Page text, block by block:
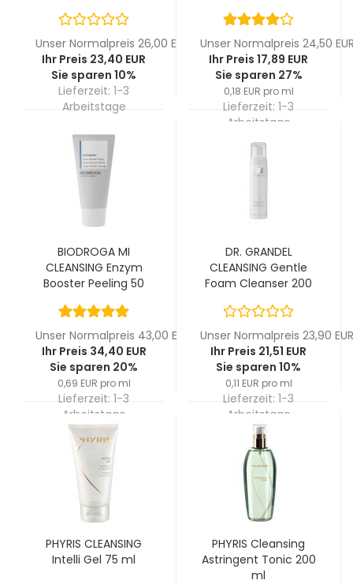
Unser Normalpreis 26,00 EUR
Ihr Preis 23,40 EUR
Sie sparen 10%
Lieferzeit: 1-3
Arbeitstage
Unser Normalpreis 24,50
Ihr Preis 17,89 EUR
Sie sparen 27%
0,18 EUR pro ml
Lieferzeit: 1-3
Arbeitstage
BIODROGA MI
CLEANSING Enzym
Booster Peeling 50
Unser Normalpreis 43,00 EUR
Ihr Preis 34,40 EUR
Sie sparen 20%
0,69 EUR pro ml
Lieferzeit: 1-3
Arbeitstage
DR. GRANDEL
CLEANSING Gentle
Foam Cleanser 200
Unser Normalpreis 23,90 EUR
Ihr Preis 21,51 EUR
Sie sparen 10%
0,11 EUR pro ml
Lieferzeit: 1-3
Arbeitstage
PHYRIS CLEANSING
Intelli Gel 75 ml
PHYRIS Cleansing
Astringent Tonic 200
ml